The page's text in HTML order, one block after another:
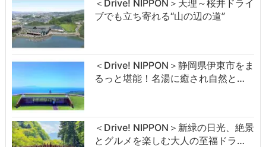
＜Drive! NIPPON＞天理～桜井ドライ
ブでも立ち寄れる“山の辺の道”
＜Drive! NIPPON＞静岡県伊東市をま
るっと堪能！名湯に癒され自然と…
＜Drive! NIPPON＞新緑の日光、絶景
とグルメを楽しむ大人の至福ドラ…